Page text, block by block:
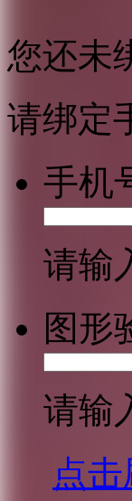
您还未
请绑定
手机
请输
图形
请输
点